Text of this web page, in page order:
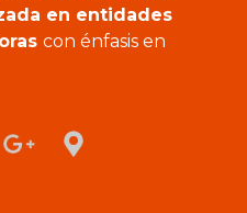
en entidades
con énfasis en